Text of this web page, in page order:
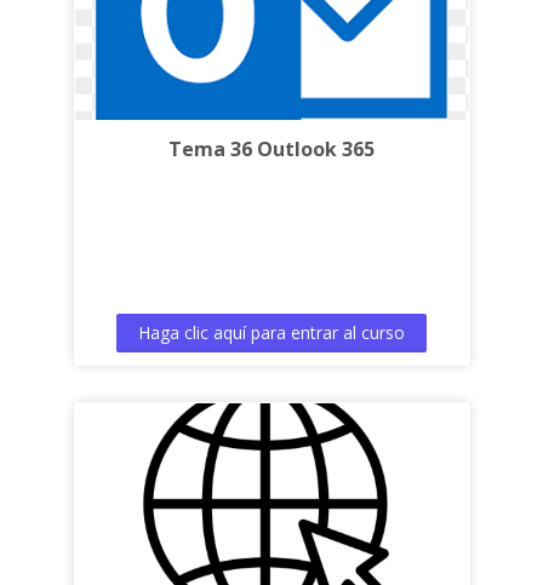
Tema 36 Outlook 365
Haga clic aquí para entrar al curso